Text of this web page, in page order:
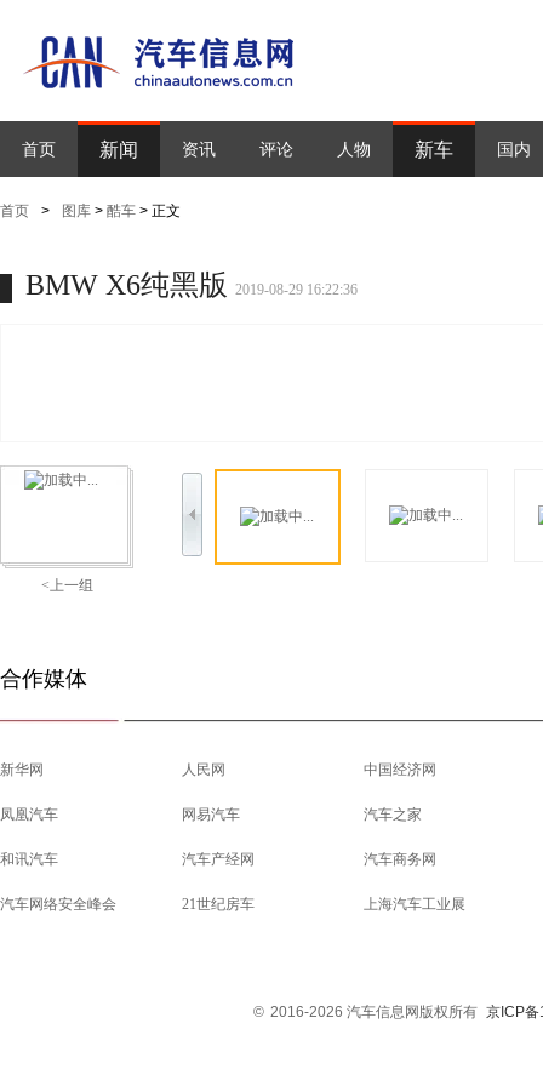
首页 新闻 资讯 评论 人物 新车 国内
首页 > 图库 > 酷车 > 正文
BMW X6纯黑版 2019-08-29 16:22:36
<上一组
合作媒体
新华网 人民网 中国经济网
凤凰汽车 网易汽车 汽车之家
和讯汽车 汽车产经网 汽车商务网
汽车网络安全峰会 21世纪房车 上海汽车工业展
© 2016-2026 汽车信息网版权所有 京ICP